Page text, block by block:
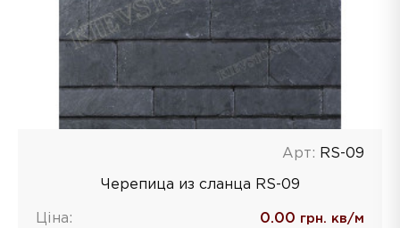
Арт: RS-09
Черепица из сланца RS-09
Ціна: 0.00 грн. кв/м